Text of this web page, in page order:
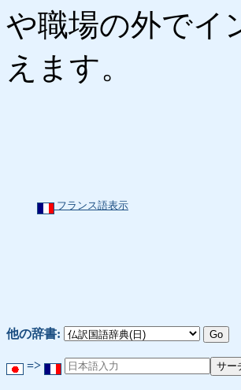
や職場の外でイ
えます。
フランス語表示
他の辞書:
=>